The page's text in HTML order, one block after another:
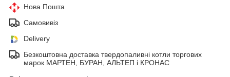
Нова Пошта
Самовивіз
Delivery
Безкоштовна доставка твердопаливні котли торгових
марок МАРТЕН, БУРАН, АЛЬТЕП і КРОНАС